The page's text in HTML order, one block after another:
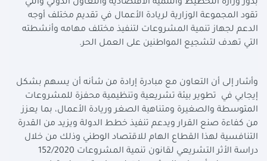
بدور وزارة التخطيط والتنمية الاقتصادية والتعاون الدولي والتي
تقود المجموعة الوزارية لريادة الأعمال في تقديم مختلف أوجه
الدعم لجهاز تنمية المشروعات لتنفيذ مختلف مهامه وأنشطته
التي تهدف لتشجيع المواطنين على العمل الحر.
وأشار إلى أن التعاون مع مبادرة إرادة من شأنه أن يسهم بشكل
إيجابي في تطوير بيئة تشريعية وتنظيمية محفزة للمشروعات
المتوسطة والصغيرة ومتناهية الصغر وريادة الأعمال، بما يعزز
من كفاءة صنع القرار ويدعم تنفيذ خطط الدولة ويزيد من القدرة
التنافسية لهذا القطاع الهام للاقتصاد الوطني وذلك من خلال
دراسة الأثر التشريعي لقانون تنمية المشروعات 152/2020